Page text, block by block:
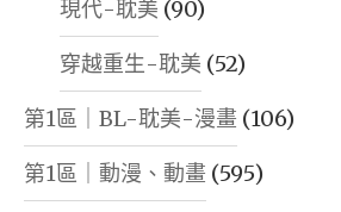
現代-耽美 (90)
穿越重生-耽美 (52)
第1區｜BL-耽美-漫畫 (106)
第1區｜動漫、動畫 (595)